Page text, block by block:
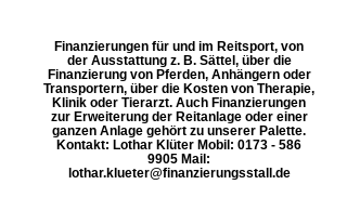
Finanzierungen für und im Reitsport, von
der Ausstattung z. B. Sättel, über die
Finanzierung von Pferden, Anhängern oder
Transportern, über die Kosten von Therapie,
Klinik oder Tierarzt. Auch Finanzierungen
zur Erweiterung der Reitanlage oder einer
ganzen Anlage gehört zu unserer Palette.
Kontakt: Lothar Klüter Mobil: 0173 - 586
9905 Mail:
lothar.klueter@finanzierungsstall.de